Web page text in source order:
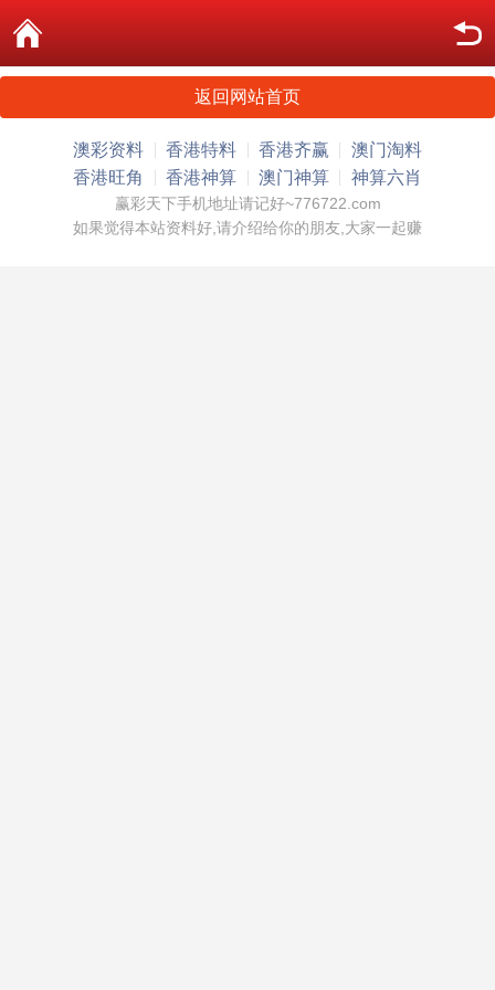
返回网站首页
澳彩资料 香港特料 香港齐赢
澳门淘料
香港旺角
香港神算 澳门神算 神算六肖
赢彩天下手机地址请记好~776722.com
如果觉得本站资料好,请介绍给你的朋友,大家一起赚